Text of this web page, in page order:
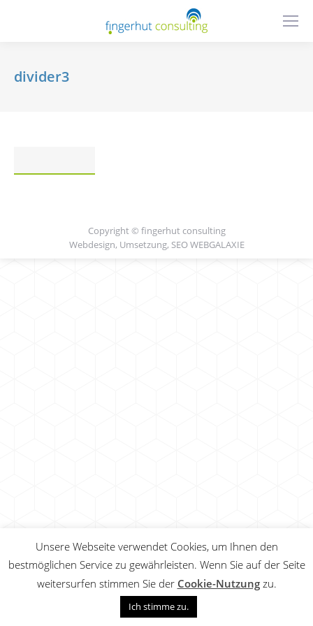
divider3
Copyright © fingerhut consulting
Webdesign, Umsetzung, SEOWEBGALAXIE
Unsere Webseite verwendet Cookies, um Ihnen den
bestmöglichen Service zu gewährleisten. Wenn Sie auf der Seite
weitersurfen stimmen Sie der Cookie-Nutzungzu.
Ich stimme zu.